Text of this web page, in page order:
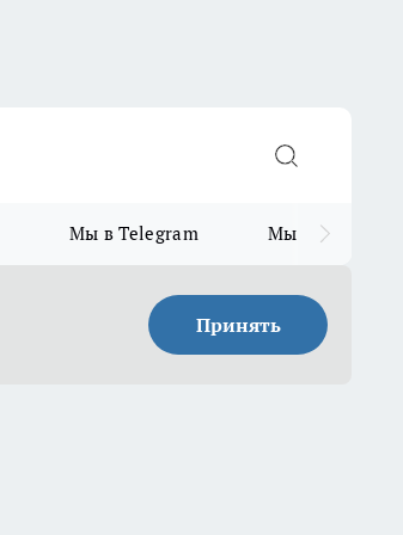
Мы в Telegram Мы в MAX
Принять